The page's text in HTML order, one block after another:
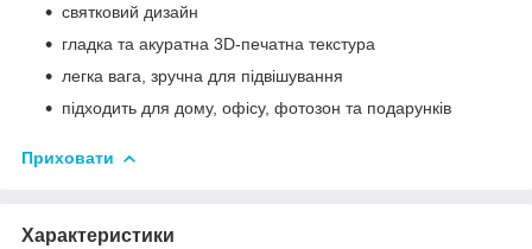
святковий дизайн
гладка та акуратна 3D-печатна текстура
легка вага, зручна для підвішування
підходить для дому, офісу, фотозон та подарунків
Приховати
Характеристики